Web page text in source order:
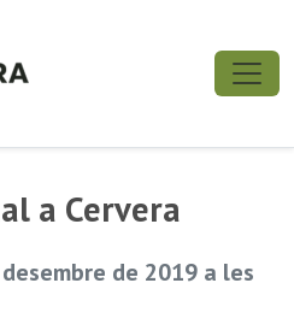
a Cervera
de 2019 a les